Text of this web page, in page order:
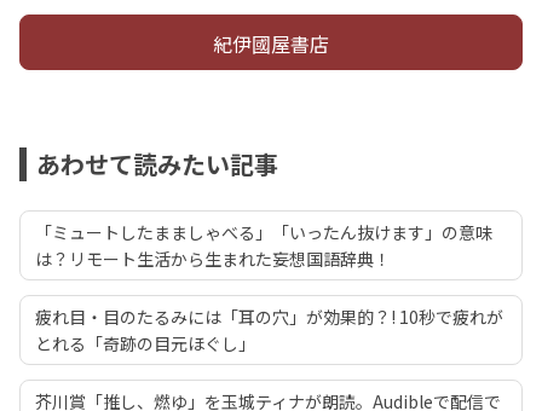
紀伊國屋書店
あわせて読みたい記事
「ミュートしたまましゃべる」「いったん抜けます」の意味
は？リモート生活から生まれた妄想国語辞典！
疲れ目・目のたるみには「耳の穴」が効果的？! 10秒で疲れが
とれる「奇跡の目元ほぐし」
芥川賞「推し、燃ゆ」を玉城ティナが朗読。Audibleで配信で